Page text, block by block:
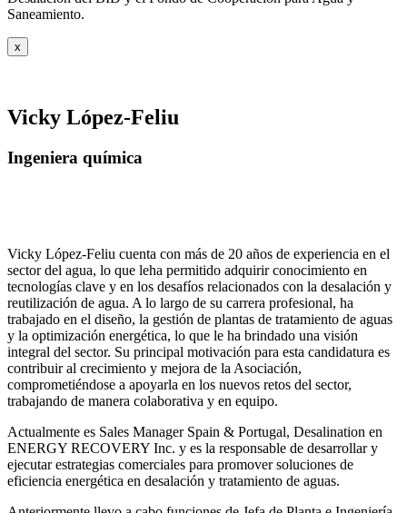
Saneamiento.
x
Vicky López-Feliu
Ingeniera química
Vicky López-Feliu cuenta con más de 20 años de experiencia en el
sector del agua, lo que leha permitido adquirir conocimiento en
tecnologías clave y en los desafíos relacionados con la desalación y
reutilización de agua. A lo largo de su carrera profesional, ha
trabajado en el diseño, la gestión de plantas de tratamiento de aguas
y la optimización energética, lo que le ha brindado una visión
integral del sector. Su principal motivación para esta candidatura es
contribuir al crecimiento y mejora de la Asociación,
comprometiéndose a apoyarla en los nuevos retos del sector,
trabajando de manera colaborativa y en equipo.
Actualmente es Sales Manager Spain & Portugal, Desalination en
ENERGY RECOVERY Inc. y es la responsable de desarrollar y
ejecutar estrategias comerciales para promover soluciones de
eficiencia energética en desalación y tratamiento de aguas.